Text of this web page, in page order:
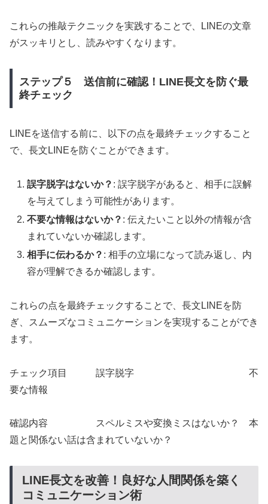
これらの推敲テクニックを実践することで、LINEの文章
がスッキリとし、読みやすくなります。
ステップ５ 送信前に確認！LINE長文を防ぐ最
終チェック
LINEを送信する前に、以下の点を最終チェックすること
で、長文LINEを防ぐことができます。
誤字脱字はないか？ : 誤字脱字があると、相手に誤解
を与えてしまう可能性があります。
不要な情報はないか？ : 伝えたいこと以外の情報が含
まれていないか確認します。
相手に伝わるか？ : 相手の立場になって読み返し、内
容が理解できるか確認します。
これらの点を最終チェックすることで、長文LINEを防
ぎ、スムーズなコミュニケーションを実現することができ
ます。
チェック項目 誤字脱字 不
要な情報
確認内容 スペルミスや変換ミスはないか？ 本
題と関係ない話は含まれていないか？
LINE長文を改善！良好な人間関係を築く
コミュニケーション術